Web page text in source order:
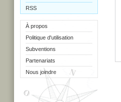
RSS
À propos
Politique d'utilisation
Subventions
Partenariats
Nous joindre